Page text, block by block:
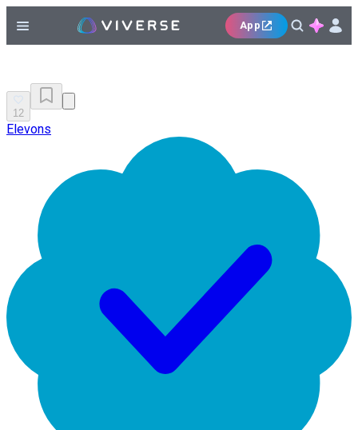
App
12
Elevons